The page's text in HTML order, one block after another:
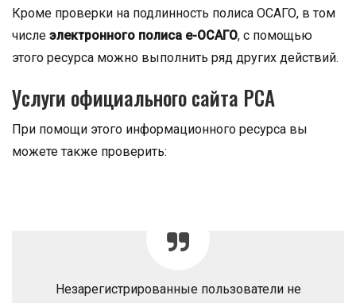
Кроме проверки на подлинность полиса ОСАГО, в том
числе электронного полиса е-ОСАГО, с помощью
этого ресурса можно выполнить ряд других действий.
Услуги официального сайта РСА
При помощи этого информационного ресурса вы
можете также проверить:
Незарегистрированные пользователи не